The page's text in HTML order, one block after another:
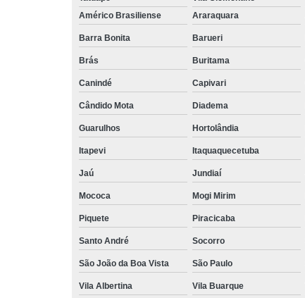
Américo Brasiliense
Araraquara
Barra Bonita Barueri
Brás Buritama
Canindé Capivari
Cândido Mota Diadema
Guarulhos Hortolândia
Itapevi Itaquaquecetuba
Jaú Jundiaí
Mococa Mogi Mirim
Piquete Piracicaba
Santo André Socorro
São João da Boa Vista São Paulo
Vila Albertina Vila Buarque